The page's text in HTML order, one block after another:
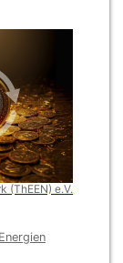
(ThEEN) e.V.